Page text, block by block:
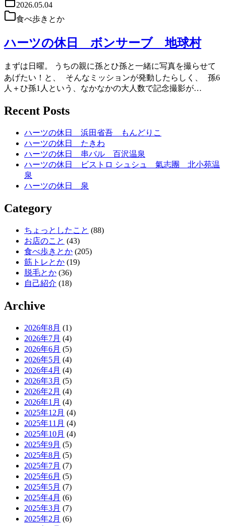
2026.05.04
食べ歩きとか
ハーツの休日 ボンサーブ 地球村
まずは日曜。 うちの親に孫とひ孫と一緒に写真を撮らせて
あげたい！と、 そんなミッションが発動したらしく、 孫6
人＋ひ孫1人という、なかなかの大人数で記念撮影が…
Recent Posts
ハーツの休日 浜田省吾 もんどりこ
ハーツの休日 たきわ
ハーツの休日 串バル 百沢温泉
ハーツの休日 ビストロ シュシュ 氣志團 北小苑温
泉
ハーツの休日 泉
Category
ちょっとしたこと (88)
お店のこと (43)
食べ歩きとか (205)
筋トレとか (19)
脱毛とか (36)
自己紹介 (18)
Archive
2026年8月 (1)
2026年7月 (4)
2026年6月 (5)
2026年5月 (4)
2026年4月 (4)
2026年3月 (5)
2026年2月 (4)
2026年1月 (4)
2025年12月 (4)
2025年11月 (4)
2025年10月 (4)
2025年9月 (5)
2025年8月 (5)
2025年7月 (7)
2025年6月 (5)
2025年5月 (7)
2025年4月 (6)
2025年3月 (7)
2025年2月 (6)